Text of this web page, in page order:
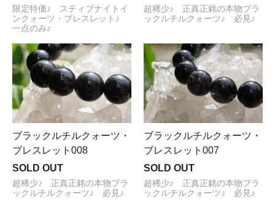
限定特価♪ スティブナイトイ
ンクォーツ・ブレスレット♪
一点のみ♪
超稀少♪ 正真正銘の本物ブラ
ックルチルクォーツ♪ 必見♪
ブラックルチルクォーツ・
ブレスレット008
SOLD OUT
超稀少♪ 正真正銘の本物ブラ
ックルチルクォーツ♪ 必見♪
ブラックルチルクォーツ・
ブレスレット007
SOLD OUT
超稀少♪ 正真正銘の本物ブラ
ックルチルクォーツ♪ 必見♪